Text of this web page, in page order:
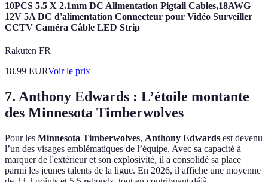
10PCS 5.5 X 2.1mm DC Alimentation Pigtail Cables,18AWG
12V 5A DC d'alimentation Connecteur pour Vidéo Surveiller
CCTV Caméra Câble LED Strip
Rakuten FR
18.99 EURVoir le prix
7. Anthony Edwards : L’étoile montante
des Minnesota Timberwolves
Pour les Minnesota Timberwolves, Anthony Edwards est devenu
l’un des visages emblématiques de l’équipe. Avec sa capacité à
marquer de l'extérieur et son explosivité, il a consolidé sa place
parmi les jeunes talents de la ligue. En 2026, il affiche une moyenne